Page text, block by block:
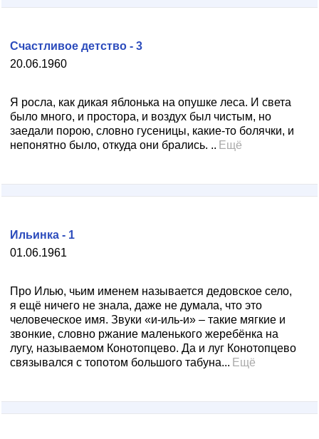
20.06.1960
Счастливое детство - 3
Я росла, как дикая яблонька на опушке леса. И света
было много, и простора, и воздух был чистым, но
заедали порою, словно гусеницы, какие-то болячки, и
непонятно было, откуда они брались. .. Ещё
01.06.1961
Ильинка - 1
Про Илью, чьим именем называется дедовское село,
я ещё ничего не знала, даже не думала, что это
человеческое имя. Звуки «и-иль-и» – такие мягкие и
звонкие, словно ржание маленького жеребёнка на
лугу, называемом Конотопцево. Да и луг Конотопцево
связывался с топотом большого табуна... Ещё